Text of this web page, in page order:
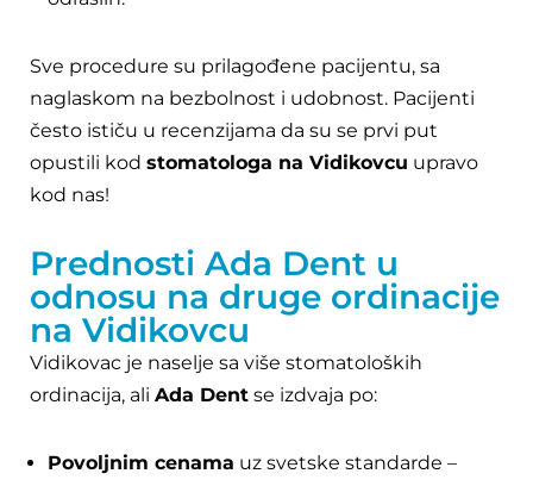
Sve procedure su prilagođene pacijentu, sa
naglaskom na bezbolnost i udobnost. Pacijenti
često ističu u recenzijama da su se prvi put
opustili kod stomatologa na Vidikovcu upravo
kod nas!
Prednosti Ada Dent u
odnosu na druge ordinacije
na Vidikovcu
Vidikovac je naselje sa više stomatoloških
ordinacija, ali Ada Dent se izdvaja po:
Povoljnim cenama uz svetske standarde –